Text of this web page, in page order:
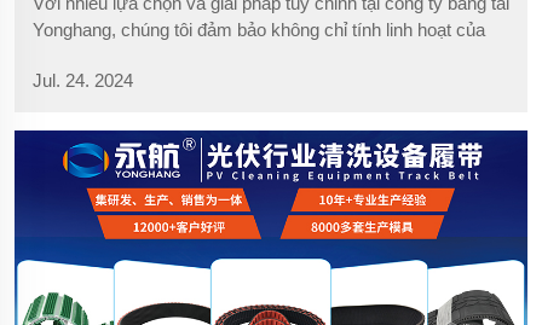
Yonghang, chúng tôi đảm bảo không chỉ tính linh hoạt của
bạn nhận được giá trị tốt nhất cho khoản đầu tư của mình.
Jul. 24. 2024